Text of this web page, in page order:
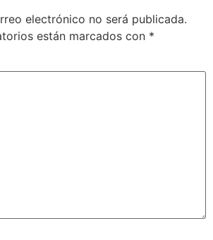
electrónico no será publicada.
están marcados con *